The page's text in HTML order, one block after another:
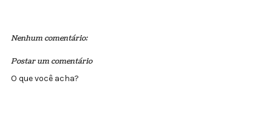
Nenhum comentário:
Postar um comentário
O que você acha?